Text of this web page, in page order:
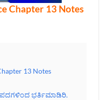
Chapter 13 Notes
13 Notes
ಪದಗಳಿಂದ ಭರ್ತಿಮಾಡಿರಿ.